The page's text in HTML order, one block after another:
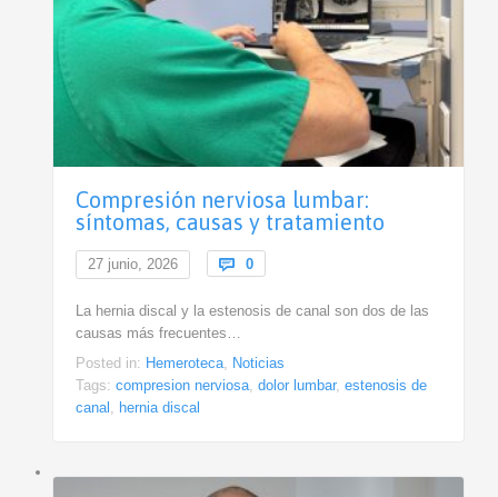
Compresión nerviosa lumbar:
síntomas, causas y tratamiento
27 junio, 2026  0Comments
La hernia discal y la estenosis de canal son dos de las
causas más frecuentes…
Posted in: Hemeroteca, Noticias
Tags: compresion nerviosa, dolor lumbar, estenosis de
canal
hernia discal